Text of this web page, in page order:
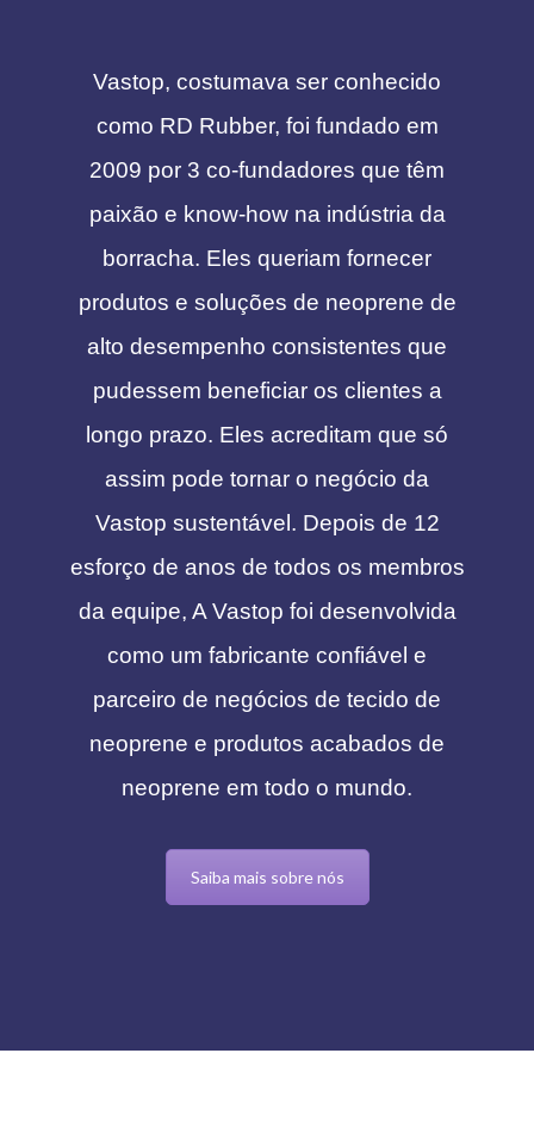
Vastop, costumava ser conhecido
como RD Rubber, foi fundado em
2009 por 3 co-fundadores que têm
paixão e know-how na indústria da
borracha. Eles queriam fornecer
produtos e soluções de neoprene de
alto desempenho consistentes que
pudessem beneficiar os clientes a
longo prazo. Eles acreditam que só
assim pode tornar o negócio da
Vastop sustentável. Depois de 12
esforço de anos de todos os membros
da equipe, A Vastop foi desenvolvida
como um fabricante confiável e
parceiro de negócios de tecido de
neoprene e produtos acabados de
neoprene em todo o mundo.
Saiba mais sobre nós